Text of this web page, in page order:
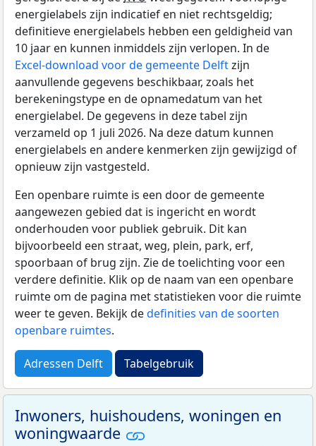
energielabels zijn indicatief en niet rechtsgeldig;
definitieve energielabels hebben een geldigheid van
10 jaar en kunnen inmiddels zijn verlopen. In de
Excel-download voor de gemeente Delftzijn
aanvullende gegevens beschikbaar, zoals het
berekeningstype en de opnamedatum van het
energielabel. De gegevens in deze tabel zijn
verzameld op 1 juli 2026. Na deze datum kunnen
energielabels en andere kenmerken zijn gewijzigd of
opnieuw zijn vastgesteld.
Een openbare ruimte is een door de gemeente
aangewezen gebied dat is ingericht en wordt
onderhouden voor publiek gebruik. Dit kan
bijvoorbeeld een straat, weg, plein, park, erf,
spoorbaan of brug zijn. Zie de toelichting voor een
verdere definitie. Klik op de naam van een openbare
ruimte om de pagina met statistieken voor die ruimte
weer te geven. Bekijk dedefinities van de soorten
openbare ruimtes.
Adressen Delft Tabelgebruik
Inwoners, huishoudens, woningen en
woningwaarde